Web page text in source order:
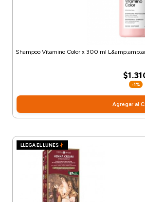
Shampoo Vitamino Color x 300 ml
-1%
Agregar al
LLEGA EL LUNES